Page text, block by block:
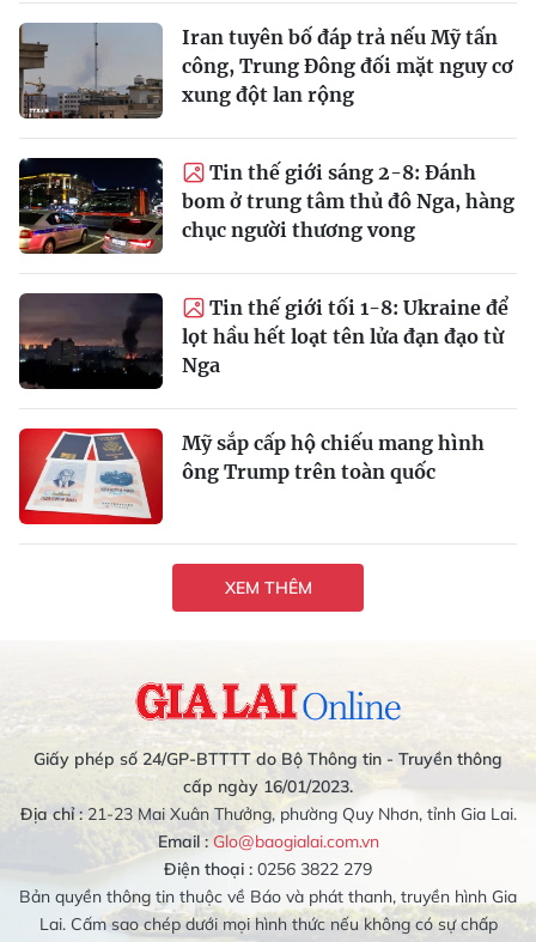
Iran tuyên bố đáp trả nếu Mỹ tấn
công, Trung Đông đối mặt nguy cơ
xung đột lan rộng
Tin thế giới sáng 2-8: Đánh
bom ở trung tâm thủ đô Nga, hàng
chục người thương vong
Tin thế giới tối 1-8: Ukraine để
lọt hầu hết loạt tên lửa đạn đạo từ
Nga
Mỹ sắp cấp hộ chiếu mang hình
ông Trump trên toàn quốc
XEM THÊM
Giấy phép số 24/GP-BTTTT do Bộ Thông tin - Truyền thông
cấp ngày 16/01/2023.
Địa chỉ :21-23 Mai Xuân Thưởng, phường Quy Nhơn, tỉnh Gia Lai.
Email : Glo@baogialai.com.vn
Điện thoại : 0256 3822 279
Bản quyền thông tin thuộc về Báo và phát thanh, truyền hình Gia
Lai. Cấm sao chép dưới mọi hình thức nếu không có sự chấp